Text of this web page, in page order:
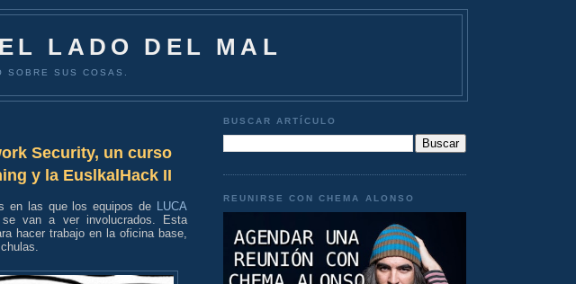
LADO DEL MAL
SOBRE SUS COSAS.
Security, un curso
y la EuslkalHack II
en las que los equipos de
LUCA
se van a ver involucrados. Esta
hacer trabajo en la oficina base,
BUSCAR ARTÍCULO
REUNIRSE CON CHEMA ALONSO